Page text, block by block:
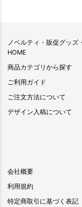
ノベルティ・販促グッズ
HOME
商品カテゴリから探す
ご利用ガイド
ご注文方法について
デザイン入稿について
会社概要
利用規約
特定商取引に基づく表記